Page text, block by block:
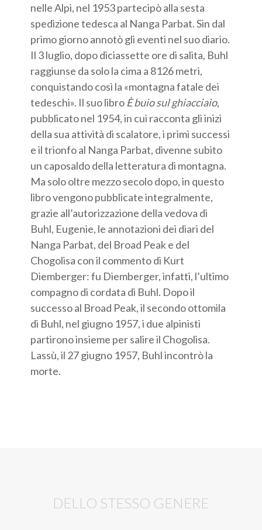
nelle Alpi, nel 1953 partecipò alla sesta
spedizione tedesca al Nanga Parbat. Sin dal
primo giorno annotò gli eventi nel suo diario.
Il 3 luglio, dopo diciassette ore di salita, Buhl
raggiunse da solo la cima a 8126 metri,
conquistando così la «montagna fatale dei
tedeschi». Il suo libro È buio sul ghiacciaio,
pubblicato nel 1954, in cui racconta gli inizi
della sua attività di scalatore, i primi successi
e il trionfo al Nanga Parbat, divenne subito
un caposaldo della letteratura di montagna.
Ma solo oltre mezzo secolo dopo, in questo
libro vengono pubblicate integralmente,
grazie all’autorizzazione della vedova di
Buhl, Eugenie, le annotazioni dei diari del
Nanga Parbat, del Broad Peak e del
Chogolisa con il commento di Kurt
Diemberger: fu Diemberger, infatti, l’ultimo
compagno di cordata di Buhl. Dopo il
successo al Broad Peak, il secondo ottomila
di Buhl, nel giugno 1957, i due alpinisti
partirono insieme per salire il Chogolisa.
Lassù, il 27 giugno 1957, Buhl incontrò la
morte.
DELLO STESSO GENERE